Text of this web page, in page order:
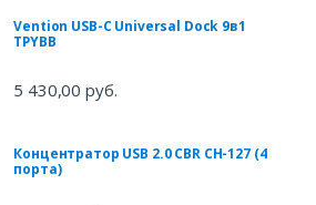
Vention USB-C Universal Dock 9в1
TPYBB
5 430,00 руб.
Концентратор USB 2.0 CBR CH-127 (4
порта)